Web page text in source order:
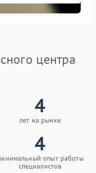
центра
4
лет на рынке
4
опыт работы
специалистов